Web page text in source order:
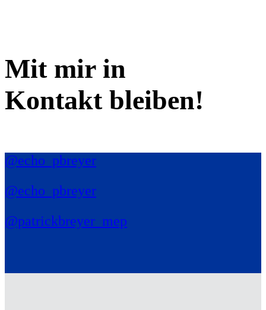
Mit mir in
Kontakt bleiben!
@echo_pbreyer
@echo_pbreyer
@patrickbreyer_mep